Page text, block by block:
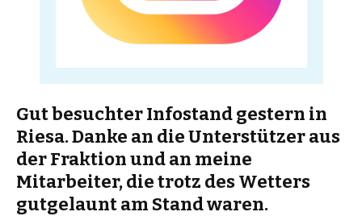
Gut besuchter Infostand gestern in
Riesa. Danke an die Unterstützer aus
der Fraktion und an meine
Mitarbeiter, die trotz des Wetters
gutgelaunt am Stand waren.